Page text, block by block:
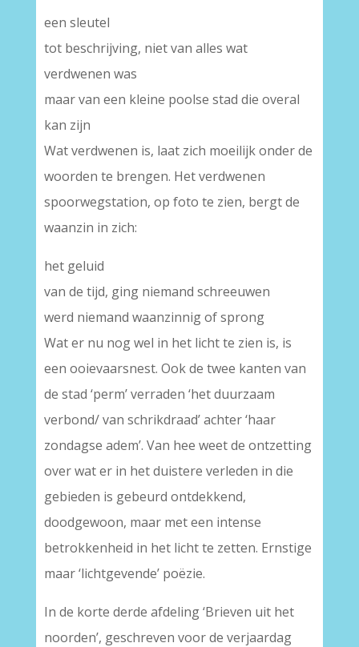
een sleutel
tot beschrijving, niet van alles wat
verdwenen was
maar van een kleine poolse stad die overal
kan zijn
Wat verdwenen is, laat zich moeilijk onder de
woorden te brengen. Het verdwenen
spoorwegstation, op foto te zien, bergt de
waanzin in zich:
het geluid
van de tijd, ging niemand schreeuwen
werd niemand waanzinnig of sprong
Wat er nu nog wel in het licht te zien is, is
een ooievaarsnest. Ook de twee kanten van
de stad ‘perm’ verraden ‘het duurzaam
verbond/ van schrikdraad’ achter ‘haar
zondagse adem’. Van hee weet de ontzetting
over wat er in het duistere verleden in die
gebieden is gebeurd ontdekkend,
doodgewoon, maar met een intense
betrokkenheid in het licht te zetten. Ernstige
maar ‘lichtgevende’ poëzie.
In de korte derde afdeling ‘Brieven uit het
noorden’, geschreven voor de verjaardag